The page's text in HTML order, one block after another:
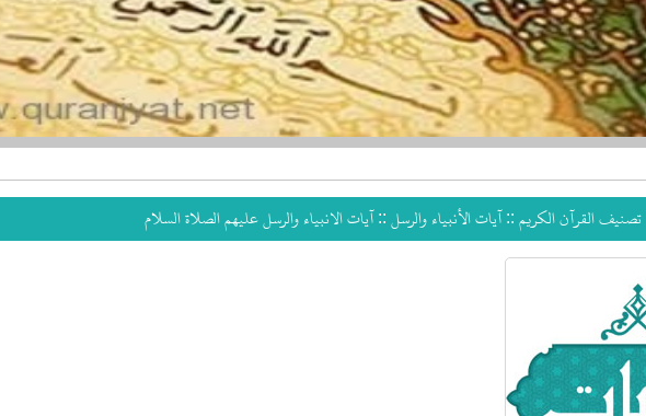
تصنيف القرآن الكريم::آيات الأنبياء والرسل:: آيات الانبياء والرسل عليهم الصلاة السلام